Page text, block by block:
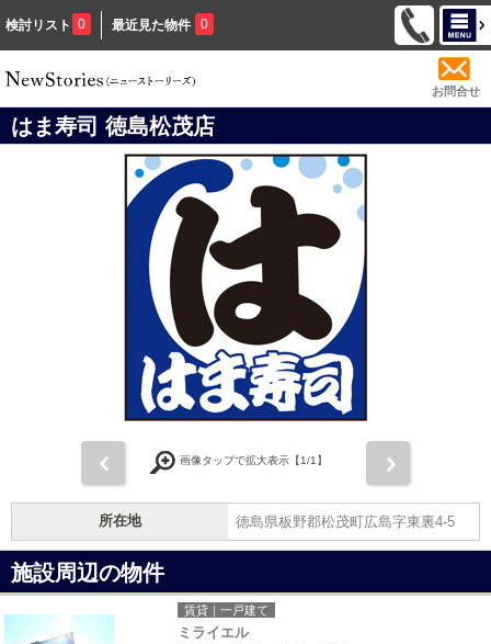
検討リスト 0 最近見た物件 0
お問合せ
はま寿司 徳島松茂店
画像タップで拡大表示【1/1】
所在地 徳島県板野郡松茂町広島字東裏4-5
施設周辺の物件
賃貸｜一戸建て
ミライエル